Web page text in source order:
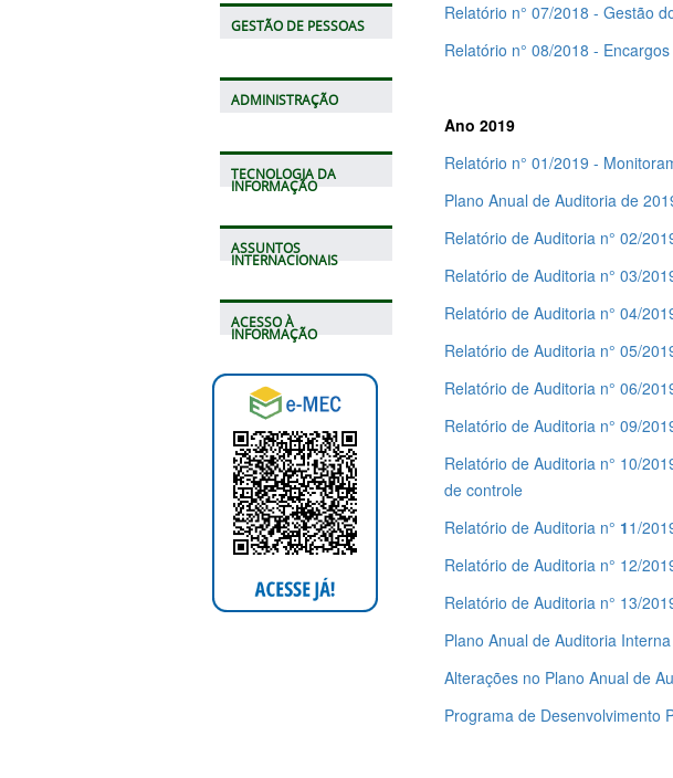
GESTÃO DE PESSOAS
ADMINISTRAÇÃO
TECNOLOGIA DA
INFORMAÇÃO
ASSUNTOS
INTERNACIONAIS
ACESSO À
INFORMAÇÃO
Relatório n° 07/2018 - Gestão
Relatório n° 08/2018 -
Ano 2019
Relatório n° 01/2019 -
Plano Anual de Auditoria de
Relatório de Auditoria n° 02/
Relatório de Auditoria n° 03/
Relatório de Auditoria n° 04/
Relatório de Auditoria n° 05/
Relatório de Auditoria n° 06/
Relatório de Auditoria n° 09/
Relatório de Auditoria n° 10/
de controle
Relatório de Auditoria n° 11/
Relatório de Auditoria n° 12/
Relatório de Auditoria n° 13/
Plano Anual de Auditoria
Alterações no Plano Anual de
Programa de Desenvolvimento